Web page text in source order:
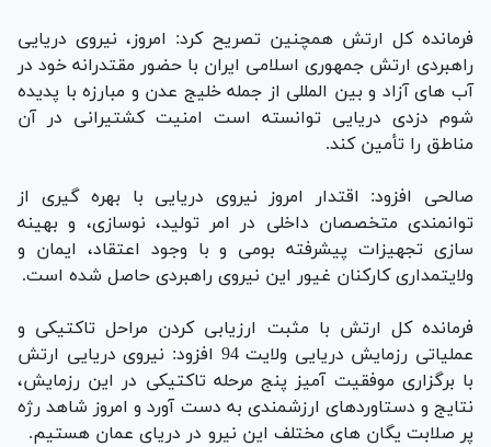
فرمانده کل ارتش همچنین تصریح کرد: امروز، نیروی دریایی
راهبردی ارتش جمهوری اسلامی ایران با حضور مقتدرانه خود در
آب های آزاد و بین المللی از جمله خلیج عدن و مبارزه با پدیده
شوم دزدی دریایی توانسته است امنیت کشتیرانی در آن
مناطق را تأمین کند.
صالحی افزود: اقتدار امروز نیروی دریایی با بهره گیری از
توانمندی متخصصان داخلی در امر تولید، نوسازی، و بهینه
سازی تجهیزات پیشرفته بومی و با وجود اعتقاد، ایمان و
ولایتمداری کارکنان غیور این نیروی راهبردی حاصل شده است.
فرمانده کل ارتش با مثبت ارزیابی کردن مراحل تاکتیکی و
عملیاتی رزمایش دریایی ولایت 94 افزود: نیروی دریایی ارتش
با برگزاری موفقیت آمیز پنج مرحله تاکتیکی در این رزمایش،
نتایج و دستاوردهای ارزشمندی به دست آورد و امروز شاهد رژه
پر صلابت یگان های مختلف این نیرو در دریای عمان هستیم.